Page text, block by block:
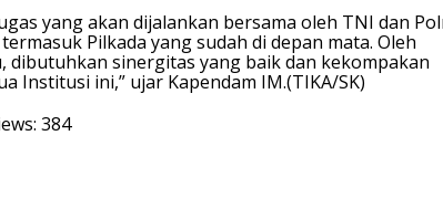
yang akan dijalankan bersama oleh TNI dan
Pilkada yang sudah di depan mata. Oleh
dibutuhkan sinergitas yang baik dan kekompakan
Institusi ini,” ujar Kapendam IM.(TIKA/SK)
384